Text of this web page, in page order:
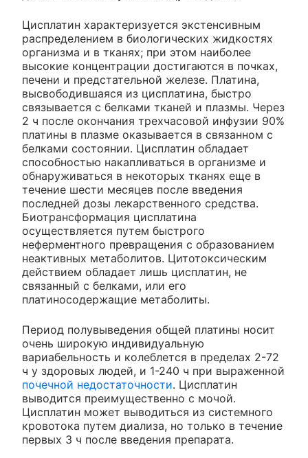
Цисплатин характеризуется экстенсивным
распределением в биологических жидкостях
организма и в тканях; при этом наиболее
высокие концентрации достигаются в почках,
печени и предстательной железе. Платина,
высвободившаяся из цисплатина, быстро
связывается с белками тканей и плазмы. Через
2 ч после окончания трехчасовой инфузии 90%
платины в плазме оказывается в связанном с
белками состоянии. Цисплатин обладает
способностью накапливаться в организме и
обнаруживаться в некоторых тканях еще в
течение шести месяцев после введения
последней дозы лекарственного средства.
Биотрансформация цисплатина
осуществляется путем быстрого
неферментного превращения с образованием
неактивных метаболитов. Цитотоксическим
действием обладает лишь цисплатин, не
связанный с белками, или его
платиносодержащие метаболиты.
Период полувыведения общей платины носит
очень широкую индивидуальную
вариабельность и колеблется в пределах 2-72
ч у здоровых людей, и 1-240 ч при выраженной
почечной недостаточности. Цисплатин
выводится преимущественно с мочой.
Цисплатин может выводиться из системного
кровотока путем диализа, но только в течение
первых 3 ч после введения препарата.